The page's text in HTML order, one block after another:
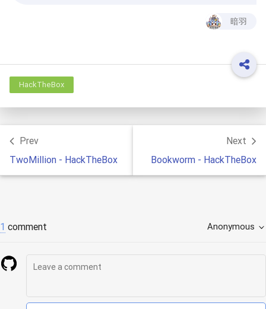
暗羽
HackTheBox
Prev
TwoMillion - HackTheBox
Next
Bookworm - HackTheBox
1 comment Anonymous